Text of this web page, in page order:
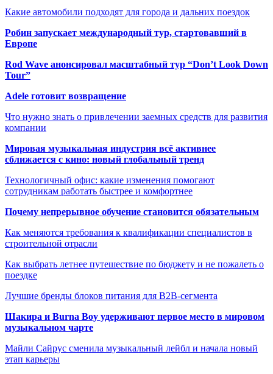
Какие автомобили подходят для города и дальних поездок
Робин запускает международный тур, стартовавший в
Европе
Rod Wave анонсировал масштабный тур “Don’t Look Down
Tour”
Adele готовит возвращение
Что нужно знать о привлечении заемных средств для развития
компании
Мировая музыкальная индустрия всё активнее
сближается с кино: новый глобальный тренд
Технологичный офис: какие изменения помогают
сотрудникам работать быстрее и комфортнее
Почему непрерывное обучение становится обязательным
Как меняются требования к квалификации специалистов в
строительной отрасли
Как выбрать летнее путешествие по бюджету и не пожалеть о
поездке
Лучшие бренды блоков питания для B2B-сегмента
Шакира и Burna Boy удерживают первое место в мировом
музыкальном чарте
Майли Сайрус сменила музыкальный лейбл и начала новый
этап карьеры